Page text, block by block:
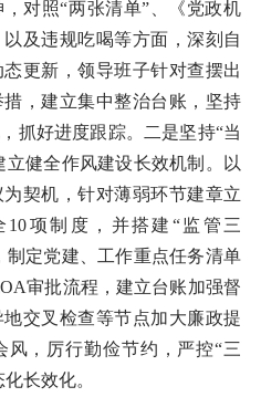
对照“两张清单”、《党政机
及违规吃喝等方面，深刻自
更新，领导班子针对查摆出
，建立集中整治台账，坚持
抓好进度跟踪。二是坚持“当
立健全作风建设长效机制。以
契机，针对薄弱环节建章立
项制度，并搭建“监管三
制定党建、工作重点任务清单
审批流程，建立台账加强督
交叉检查等节点加大廉政提
，厉行勤俭节约，严控“三
长效化。